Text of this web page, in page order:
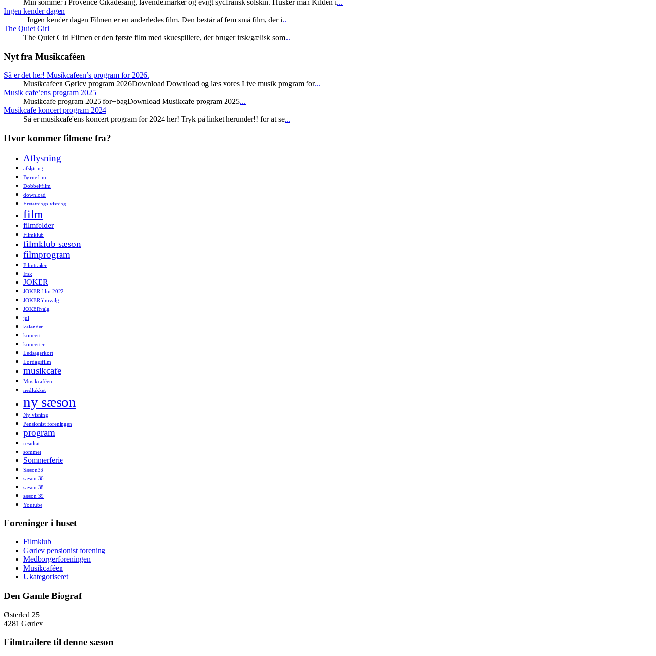
Min sommer i Provence Cikadesang, lavendelmarker og evigt sydfransk solskin. Husker man Kilden i...
Ingen kender dagen
Ingen kender dagen Filmen er en anderledes film. Den består af fem små film, der i...
The Quiet Girl
The Quiet Girl Filmen er den første film med skuespillere, der bruger irsk/gælisk som...
Nyt fra Musikcaféen
Så er det her! Musikcafeen’s program for 2026.
Musikcafeen Gørlev program 2026Download Download og læs vores Live musik program for...
Musik cafe’ens program 2025
Musikcafe program 2025 for+bagDownload Musikcafe program 2025...
Musikcafe koncert program 2024
Så er musikcafe'ens koncert program for 2024 her! Tryk på linket herunder!! for at se...
Hvor kommer filmene fra?
Aflysning
afsløring
Børnefilm
Dobbeltfilm
download
Erstatnings visning
film
filmfolder
Filmklub
filmklub sæson
filmprogram
Filmtrailer
Irsk
JOKER
JOKER film 2022
JOKERfilmvalg
JOKERvalg
jul
kalender
koncert
koncerter
Ledsagerkort
Lørdagsfilm
musikcafe
Musikcaféen
nedlukket
ny sæson
Ny visning
Pensionist foreningen
program
resultat
sommer
Sommerferie
Sæson36
sæson 36
sæson 38
sæson 39
Youtube
Foreninger i huset
Filmklub
Gørlev pensionist forening
Medborgerforeningen
Musikcaféen
Ukategoriseret
Den Gamle Biograf
Østerled 25
4281 Gørlev
Filmtrailere til denne sæson